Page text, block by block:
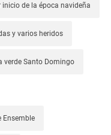
de la época navideña
y varios heridos
verde Santo Domingo
Ensemble